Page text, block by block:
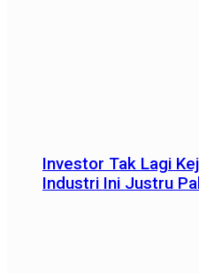
Investor Tak Lagi
Industri Ini Justru